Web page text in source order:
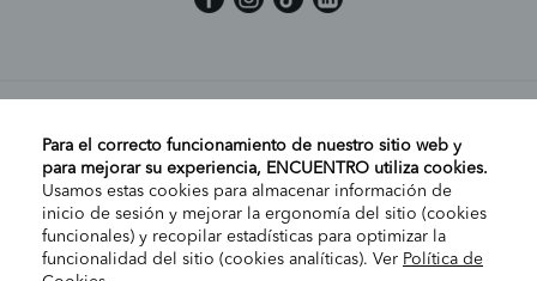
MI CUENTA
AYUDA
Para el correcto funcionamiento de nuestro sitio web y
para mejorar su experiencia, ENCUENTRO utiliza cookies.
Usamos estas cookies para almacenar información de
inicio de sesión y mejorar la ergonomía del sitio (cookies
funcionales) y recopilar estadísticas para optimizar la
funcionalidad del sitio (cookies analíticas). Ver Política de